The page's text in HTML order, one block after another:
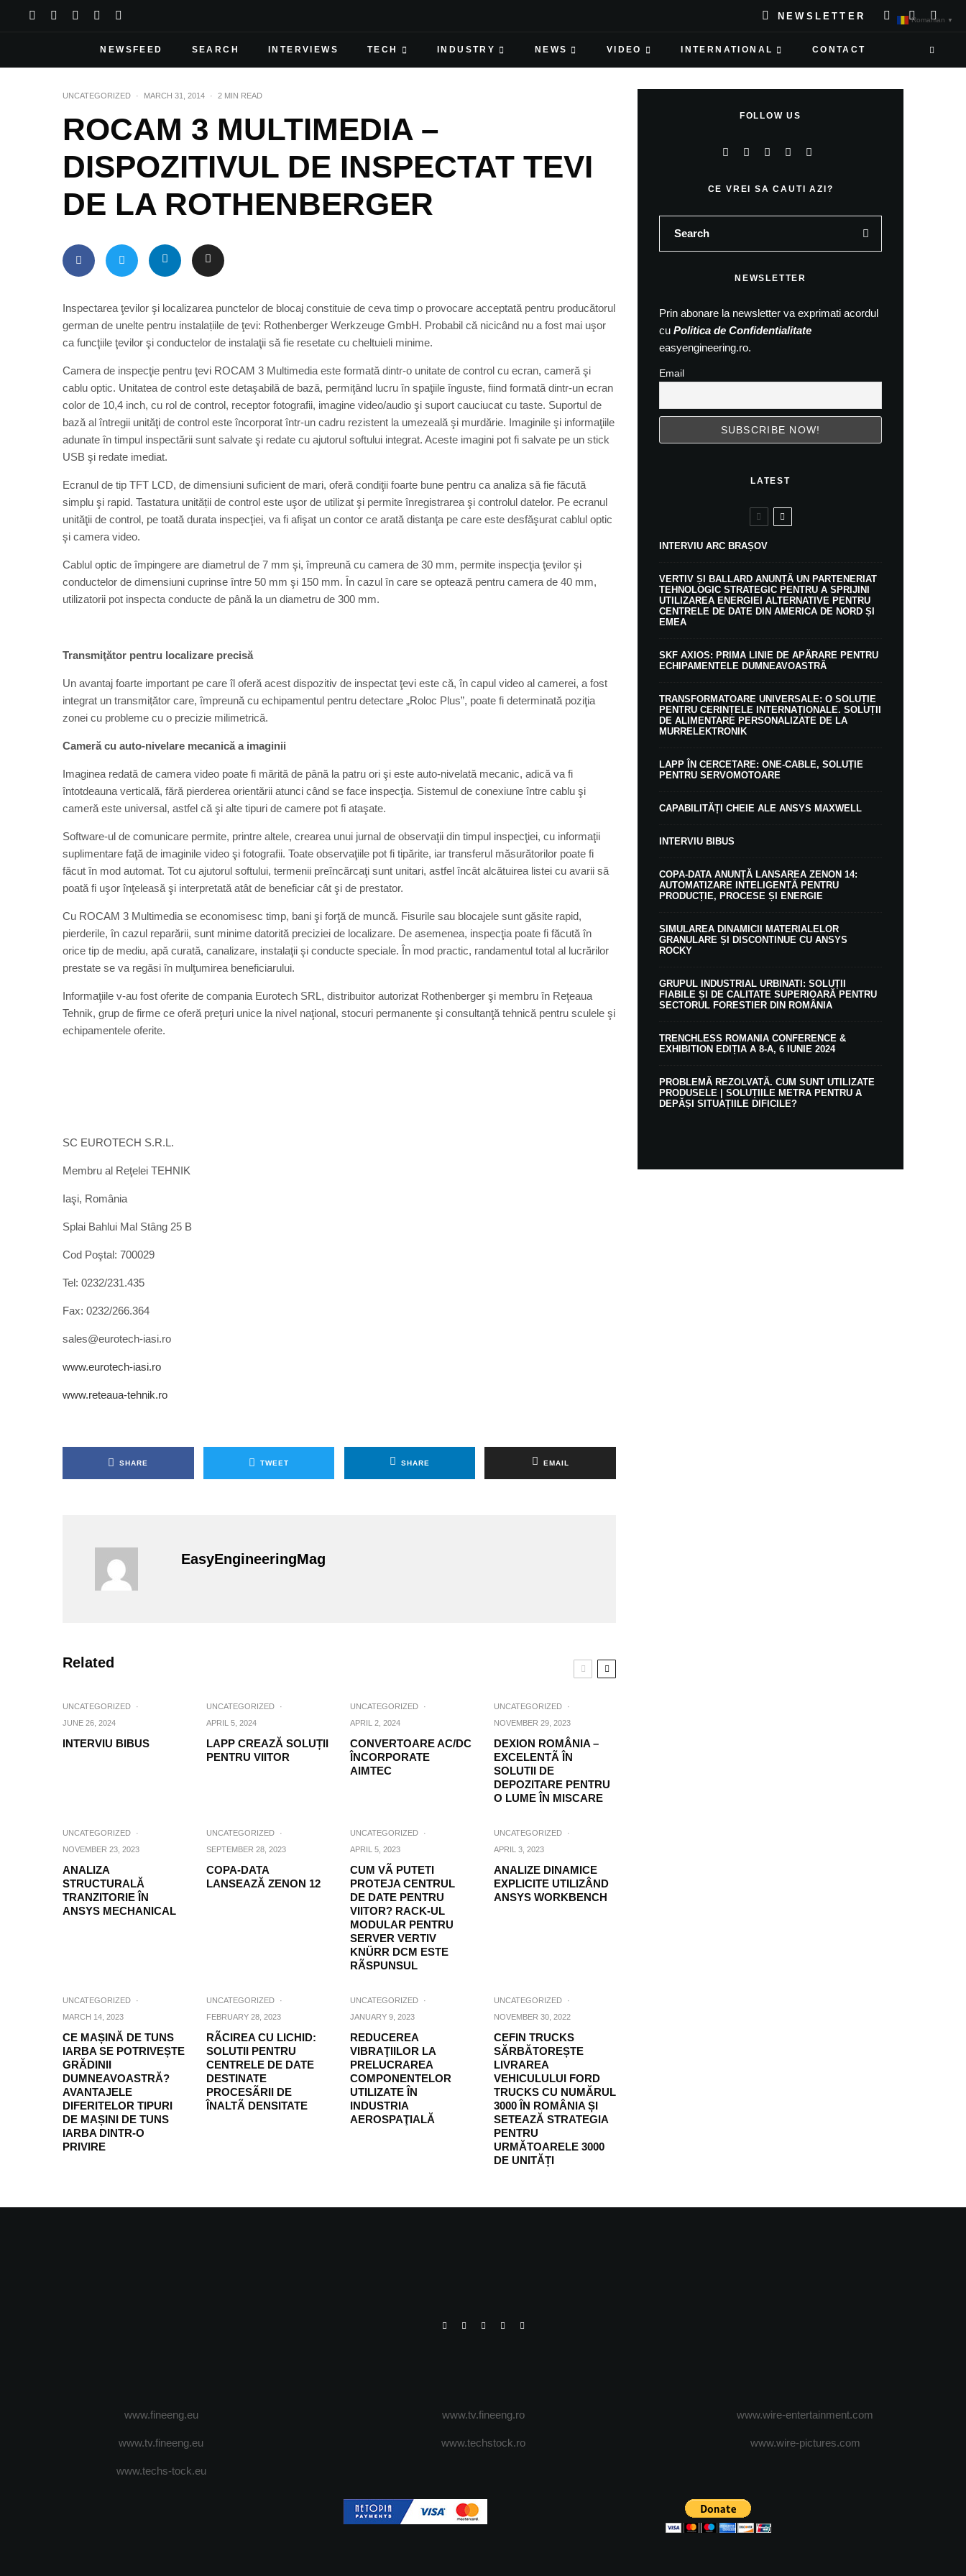
NEWSLETTER
NEWSFEED SEARCH INTERVIEWS TECH INDUSTRY NEWS VIDEO INTERNATIONAL CONTACT
UNCATEGORIZED · MARCH 31, 2014 · 2 MIN READ
ROCAM 3 MULTIMEDIA –
DISPOZITIVUL DE INSPECTAT TEVI
DE LA ROTHENBERGER
Inspectarea ţevilor şi localizarea punctelor de blocaj constituie de ceva timp o provocare acceptată pentru producătorul
german de unelte pentru instalațiile de ţevi: Rothenberger Werkzeuge GmbH. Probabil că nicicând nu a fost mai uşor
ca funcţiile ţevilor şi conductelor de instalaţii să fie resetate cu cheltuieli minime.
Camera de inspecţie pentru ţevi ROCAM 3 Multimedia este formată dintr-o unitate de control cu ecran, cameră şi
cablu optic. Unitatea de control este detaşabilă de bază, permiţând lucru în spaţiile înguste, fiind formată dintr-un ecran
color de 10,4 inch, cu rol de control, receptor fotografii, imagine video/audio şi suport cauciucat cu taste. Suportul de
bază al întregii unităţi de control este încorporat într-un cadru rezistent la umezeală şi murdărie. Imaginile şi informaţiile
adunate în timpul inspectării sunt salvate şi redate cu ajutorul softului integrat. Aceste imagini pot fi salvate pe un stick
USB şi redate imediat.
Ecranul de tip TFT LCD, de dimensiuni suficient de mari, oferă condiţii foarte bune pentru ca analiza să fie făcută
simplu şi rapid. Tastatura unității de control este uşor de utilizat şi permite înregistrarea şi controlul datelor. Pe ecranul
unităţii de control, pe toată durata inspecţiei, va fi afişat un contor ce arată distanţa pe care este desfăşurat cablul optic
şi camera video.
Cablul optic de împingere are diametrul de 7 mm şi, împreună cu camera de 30 mm, permite inspecţia ţevilor şi
conductelor de dimensiuni cuprinse între 50 mm şi 150 mm. În cazul în care se optează pentru camera de 40 mm,
utilizatorii pot inspecta conducte de până la un diametru de 300 mm.
Transmiţător pentru localizare precisă
Un avantaj foarte important pe care îl oferă acest dispozitiv de inspectat ţevi este că, în capul video al camerei, a fost
integrat un transmițător care, împreună cu echipamentul pentru detectare „Roloc Plus”, poate fi determinată poziţia
zonei cu probleme cu o precizie milimetrică.
Cameră cu auto-nivelare mecanică a imaginii
Imaginea redată de camera video poate fi mărită de până la patru ori şi este auto-nivelată mecanic, adică va fi
întotdeauna verticală, fără pierderea orientării atunci când se face inspecţia. Sistemul de conexiune între cablu şi
cameră este universal, astfel că şi alte tipuri de camere pot fi ataşate.
Software-ul de comunicare permite, printre altele, crearea unui jurnal de observaţii din timpul inspecţiei, cu informaţii
suplimentare faţă de imaginile video şi fotografii. Toate observaţiile pot fi tipărite, iar transferul măsurătorilor poate fi
făcut în mod automat. Tot cu ajutorul softului, termenii preîncărcaţi sunt unitari, astfel încât alcătuirea listei cu avarii să
poată fi uşor înţeleasă şi interpretată atât de beneficiar cât şi de prestator.
Cu ROCAM 3 Multimedia se economisesc timp, bani şi forţă de muncă. Fisurile sau blocajele sunt găsite rapid,
pierderile, în cazul reparării, sunt minime datorită preciziei de localizare. De asemenea, inspecţia poate fi făcută în
orice tip de mediu, apă curată, canalizare, instalaţii şi conducte speciale. În mod practic, randamentul total al lucrărilor
prestate se va regăsi în mulţumirea beneficiarului.
Informaţiile v-au fost oferite de compania Eurotech SRL, distribuitor autorizat Rothenberger şi membru în Reţeaua
Tehnik, grup de firme ce oferă preţuri unice la nivel naţional, stocuri permanente şi consultanţă tehnică pentru sculele şi
echipamentele oferite.
SC EUROTECH S.R.L.
Membru al Reţelei TEHNIK
Iaşi, România
Splai Bahlui Mal Stâng 25 B
Cod Poştal: 700029
Tel: 0232/231.435
Fax: 0232/266.364
sales@eurotech-iasi.ro
www.eurotech-iasi.ro
www.reteaua-tehnik.ro
SHARE TWEET SHARE EMAIL
EasyEngineeringMag
Related
UNCATEGORIZED
·
JUNE 26, 2024
INTERVIU BIBUS
UNCATEGORIZED
·
APRIL 5, 2024
LAPP CREAZĂ SOLUȚII
PENTRU VIITOR
UNCATEGORIZED
·
APRIL 2, 2024
CONVERTOARE AC/DC
ÎNCORPORATE
AIMTEC
UNCATEGORIZED
·
NOVEMBER 29, 2023
DEXION ROMÂNIA –
EXCELENTÃ ÎN
SOLUTII DE
DEPOZITARE PENTRU
O LUME ÎN MISCARE
UNCATEGORIZED
·
NOVEMBER 23, 2023
ANALIZA
STRUCTURALĂ
TRANZITORIE ÎN
ANSYS MECHANICAL
UNCATEGORIZED
·
SEPTEMBER 28, 2023
COPA-DATA
LANSEAZĂ ZENON 12
UNCATEGORIZED
·
APRIL 5, 2023
CUM VÃ PUTETI
PROTEJA CENTRUL
DE DATE PENTRU
VIITOR? RACK-UL
MODULAR PENTRU
SERVER VERTIV
KNÜRR DCM ESTE
RÃSPUNSUL
UNCATEGORIZED
·
APRIL 3, 2023
ANALIZE DINAMICE
EXPLICITE UTILIZÂND
ANSYS WORKBENCH
UNCATEGORIZED
·
MARCH 14, 2023
CE MAȘINĂ DE TUNS
IARBA SE POTRIVEȘTE
GRĂDINII
DUMNEAVOASTRĂ?
AVANTAJELE
DIFERITELOR TIPURI
DE MAȘINI DE TUNS
IARBA DINTR-O
PRIVIRE
UNCATEGORIZED
·
FEBRUARY 28, 2023
RÃCIREA CU LICHID:
SOLUTII PENTRU
CENTRELE DE DATE
DESTINATE
PROCESÃRII DE
ÎNALTÃ DENSITATE
UNCATEGORIZED
·
JANUARY 9, 2023
REDUCEREA
VIBRAŢIILOR LA
PRELUCRAREA
COMPONENTELOR
UTILIZATE ÎN
INDUSTRIA
AEROSPAŢIALĂ
UNCATEGORIZED
·
NOVEMBER 30, 2022
CEFIN TRUCKS
SĂRBĂTOREȘTE
LIVRAREA
VEHICULULUI FORD
TRUCKS CU NUMĂRUL
3000 ÎN ROMÂNIA ȘI
SETEAZĂ STRATEGIA
PENTRU
URMĂTOARELE 3000
DE UNITĂȚI
FOLLOW US
CE VREI SA CAUTI AZI?
NEWSLETTER
Prin abonare la newsletter va exprimati acordul
cu Politica de Confidentialitate
easyengineering.ro.
Email
LATEST
INTERVIU ARC BRAȘOV
VERTIV ȘI BALLARD ANUNȚĂ UN PARTENERIAT
TEHNOLOGIC STRATEGIC PENTRU A SPRIJINI
UTILIZAREA ENERGIEI ALTERNATIVE PENTRU
CENTRELE DE DATE DIN AMERICA DE NORD ȘI
EMEA
SKF AXIOS: PRIMA LINIE DE APĂRARE PENTRU
ECHIPAMENTELE DUMNEAVOASTRĂ
TRANSFORMATOARE UNIVERSALE: O SOLUȚIE
PENTRU CERINȚELE INTERNAȚIONALE. SOLUȚII
DE ALIMENTARE PERSONALIZATE DE LA
MURRELEKTRONIK
LAPP ÎN CERCETARE: ONE-CABLE, SOLUȚIE
PENTRU SERVOMOTOARE
CAPABILITĂȚI CHEIE ALE ANSYS MAXWELL
INTERVIU BIBUS
COPA-DATA ANUNȚĂ LANSAREA ZENON 14:
AUTOMATIZARE INTELIGENTĂ PENTRU
PRODUCȚIE, PROCESE ȘI ENERGIE
SIMULAREA DINAMICII MATERIALELOR
GRANULARE ȘI DISCONTINUE CU ANSYS
ROCKY
GRUPUL INDUSTRIAL URBINATI: SOLUȚII
FIABILE ȘI DE CALITATE SUPERIOARĂ PENTRU
SECTORUL FORESTIER DIN ROMÂNIA
TRENCHLESS ROMANIA CONFERENCE &
EXHIBITION EDIȚIA A 8-A, 6 IUNIE 2024
PROBLEMĂ REZOLVATĂ. CUM SUNT UTILIZATE
PRODUSELE | SOLUȚIILE METRA PENTRU A
DEPĂȘI SITUAȚIILE DIFICILE?
www.fineeng.eu
www.tv.fineeng.eu
www.techs-tock.eu
www.tv.fineeng.ro
www.techstock.ro
www.wire-entertainment.com
www.wire-pictures.com
Romanian ▼